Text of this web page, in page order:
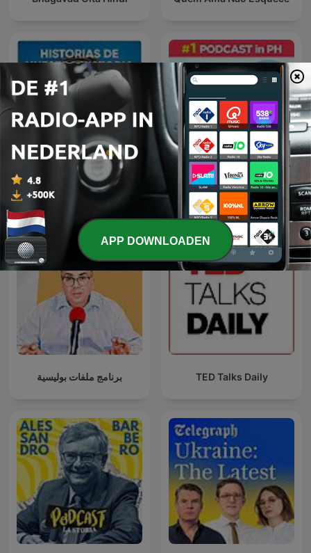
Historias de nuestra
historia
Barangay Love Stories
برنامج ملفات بوليسية TED Talks Daily
APP DOWNLOADEN